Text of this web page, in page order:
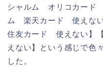
シャルム オリコカード
ム 楽天カード 使えな
住友カード 使えない】
えない】という感じで色
した。